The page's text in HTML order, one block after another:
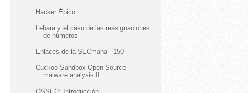
Hacker Épico.
Lebara y el caso de las reasignaciones
de números
Enlaces de la SECmana - 150
Cuckoo Sandbox Open Source
malware analysis II
OSSEC: Introducción